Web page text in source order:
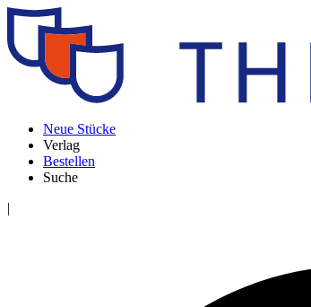
Neue Stücke
Verlag
Bestellen
Suche
|